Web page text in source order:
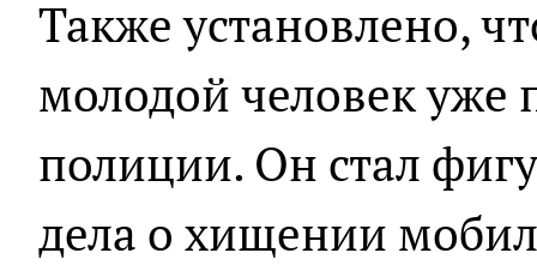
Также установлено,
молодой человек уже
полиции. Он стал
дела о хищении